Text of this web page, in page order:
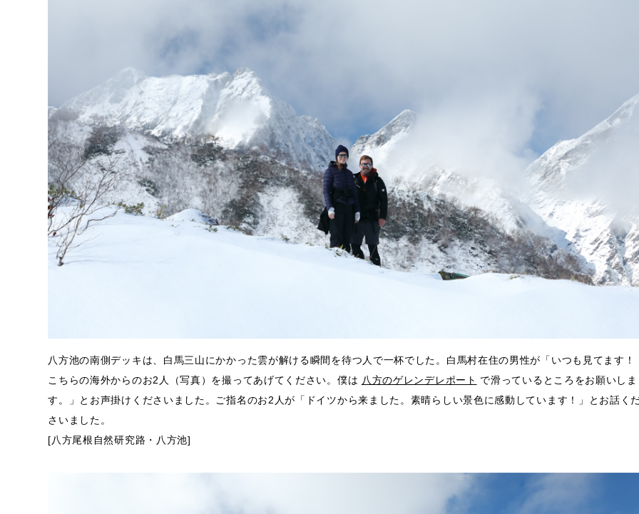
八方池の南側デッキは、白馬三山にかかった雲が解ける瞬間を待つ人で一杯でした。白馬村在住の男性が「いつも見てます！
こちらの海外からのお2人（写真）を撮ってあげてください。僕は 八方のゲレンデレポート で滑っているところをお願いしま
す。」とお声掛けくださいました。ご指名のお2人が「ドイツから来ました。素晴らしい景色に感動しています！」とお話く
さいました。
[八方尾根自然研究路・八方池]